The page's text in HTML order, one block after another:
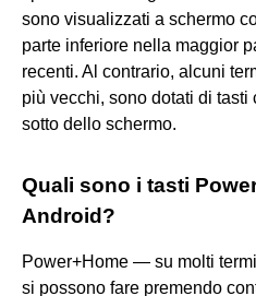
sono visualizzati a schermo
parte inferiore nella maggior
recenti. Al contrario, alcuni
più vecchi, sono dotati di
sotto dello schermo.
Quali sono i tasti
Android?
Power+Home — su molti
si possono fare premendo